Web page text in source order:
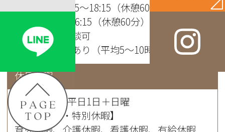
月〜金曜 8:45～18:15（休憩60分）
土曜 8:45～16:15（休憩60分）
※時短勤務相談可
※時間外勤務あり（平均5～10時間／月）
休日休暇
週休2日制：平日1日＋日曜
【長期休暇・特別休暇】